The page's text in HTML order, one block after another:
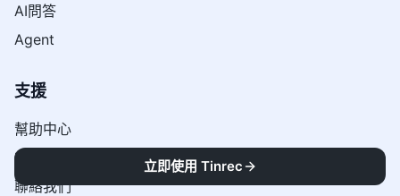
AI問答
Agent
支援
幫助中心
方案定價
聯絡我們
立即使用 Tinrec